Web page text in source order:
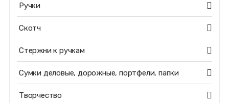
Ручки
Скотч
Стержни к ручкам
Сумки деловые, дорожные, портфели, папки
Творчество